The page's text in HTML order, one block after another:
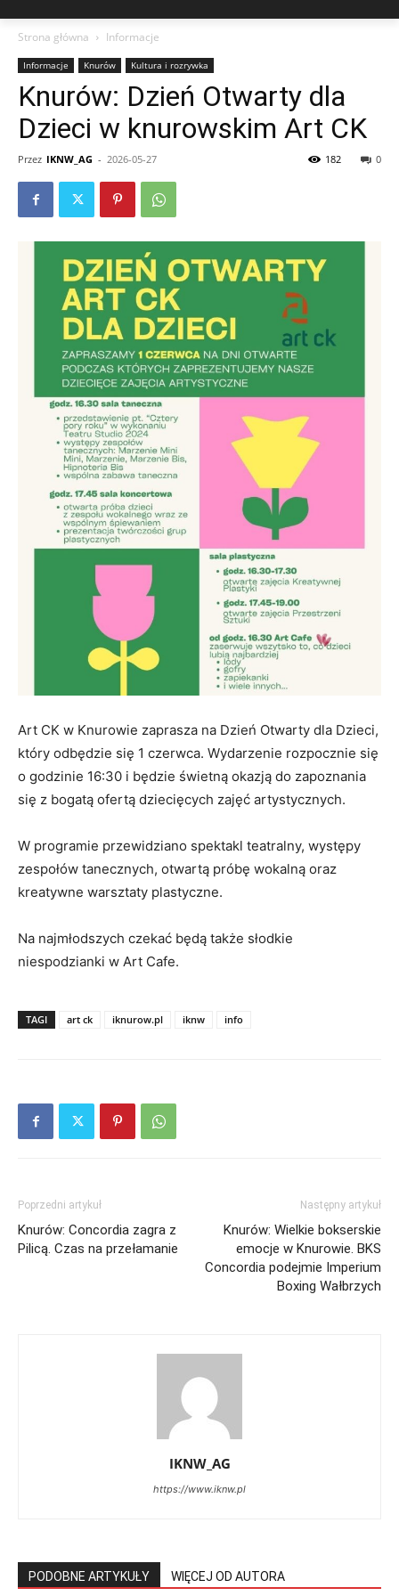
Strona główna Informacje
Informacje Knurów Kultura i rozrywka
Knurów: Dzień Otwarty dla
Dzieci w knurowskim Art CK
Przez IKNW_AG - 2026-05-27 0
182
Art CK w Knurowie zaprasza na Dzień Otwarty dla Dzieci,
który odbędzie się 1 czerwca. Wydarzenie rozpocznie się
o godzinie 16:30 i będzie świetną okazją do zapoznania
się z bogatą ofertą dziecięcych zajęć artystycznych.
W programie przewidziano spektakl teatralny, występy
zespołów tanecznych, otwartą próbę wokalną oraz
kreatywne warsztaty plastyczne.
Na najmłodszych czekać będą także słodkie
niespodzianki w Art Cafe.
TAGI art ck iknurow.pl iknw info
Poprzedni artykuł
Knurów: Concordia zagra z
Pilicą. Czas na przełamanie
Następny artykuł
Knurów: Wielkie bokserskie
emocje w Knurowie. BKS
Concordia podejmie Imperium
Boxing Wałbrzych
IKNW_AG
https://www.iknw.pl
PODOBNE ARTYKUŁY WIĘCEJ OD AUTORA